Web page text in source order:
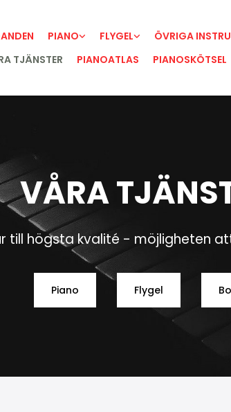
PIANO FLYGEL ÖVRIGA
TJÄNSTER PIANOATLAS PIANOSKÖTSEL
VÅRA
till högsta kvalité - möjligheten
Piano Flygel